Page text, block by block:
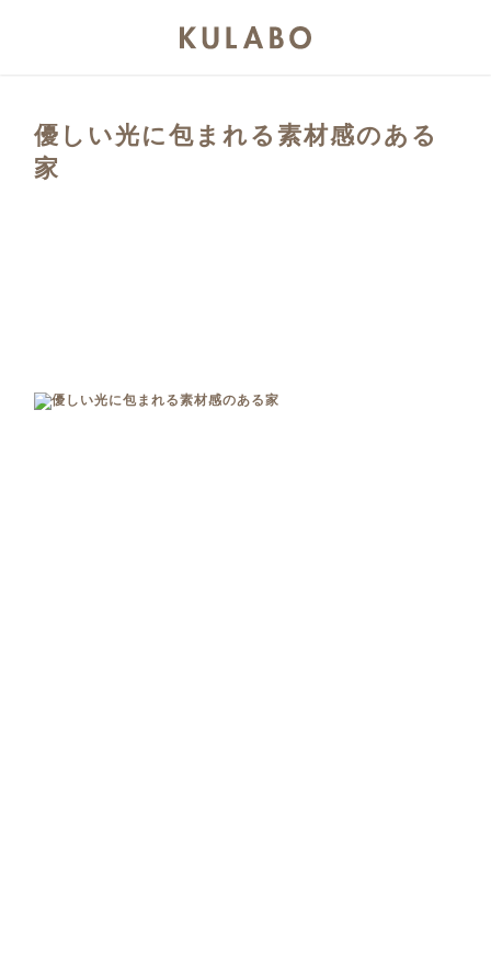
優しい光に包まれる素材感のある
家